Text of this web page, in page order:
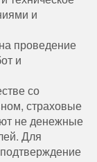
и
проведение
и
со
страховые
не денежные
Для